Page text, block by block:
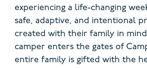
experiencing a life-changing
safe, adaptive, and intentional
created with their family in
camper enters the gates of
entire family is gifted with the